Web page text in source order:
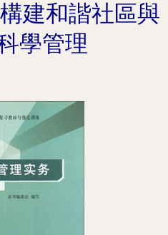
建和諧社區與
學管理